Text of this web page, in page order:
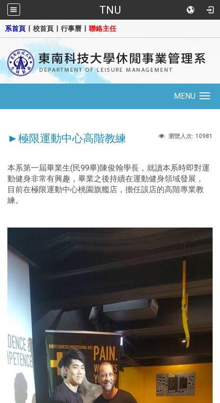
TNU
系首頁 校首頁 行事曆 聯絡主任
navigation
MENU
瀏覽人次: 10981
►極限運動中心高階教練
本系第一屆畢業生(民99畢)陳俊翰學長，就讀本系時即對運
動健身非常有興趣，畢業之後持續在運動健身領域發展，
目前在極限運動中心桃園旗艦店，擔任該店的高階專業教
練。